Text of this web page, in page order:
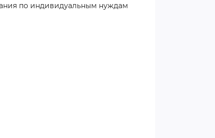
по индивидуальным нуждам